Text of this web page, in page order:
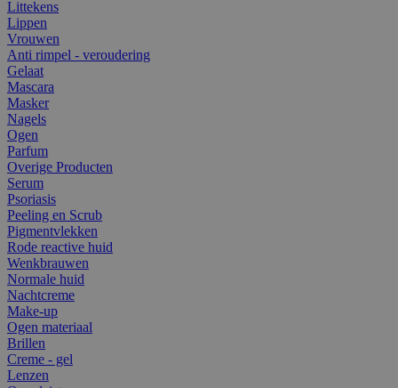
Littekens
Lippen
Vrouwen
Anti rimpel - veroudering
Gelaat
Mascara
Masker
Nagels
Ogen
Parfum
Overige Producten
Serum
Psoriasis
Peeling en Scrub
Pigmentvlekken
Rode reactive huid
Wenkbrauwen
Normale huid
Nachtcreme
Make-up
Ogen materiaal
Brillen
Creme - gel
Lenzen